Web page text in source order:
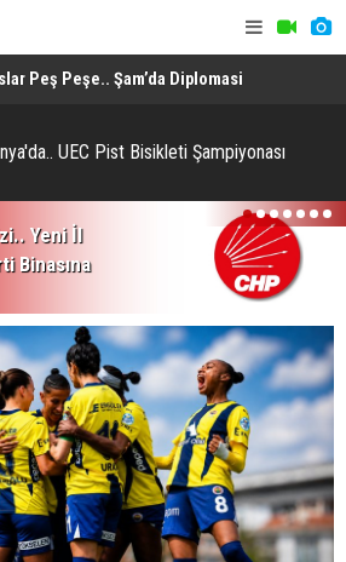
Peş Peşe.. Şam’da Diplomasi
Çıktı!
UEC Pist Bisikleti Şampiyonası
Yeni İl
Binasına
1 2 3 4 5 6 7